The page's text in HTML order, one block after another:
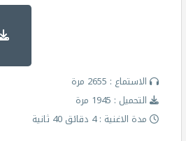
الاستماع : 2655 مرة
التحميل : 1945 مرة
مدة الاغنية : 4 دقائق 40 ثانية